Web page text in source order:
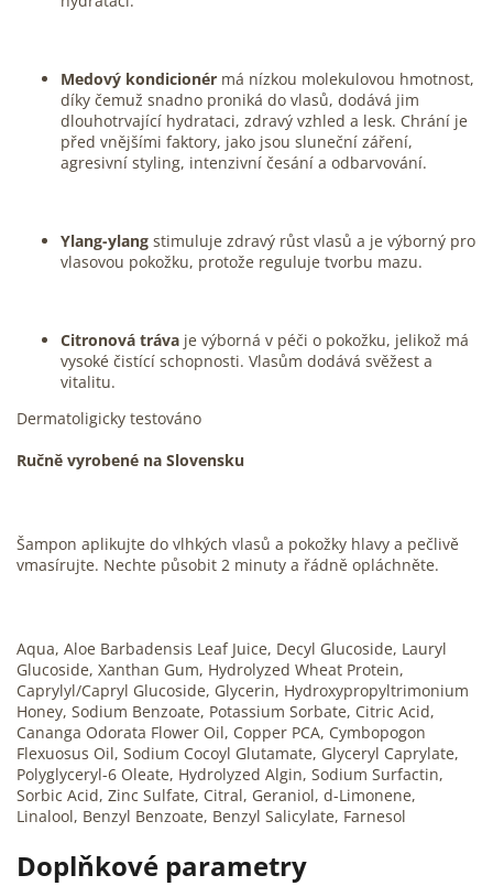
Medový kondicionér má nízkou molekulovou hmotnost,
díky čemuž snadno proniká do vlasů, dodává jim
dlouhotrvající hydrataci, zdravý vzhled a lesk. Chrání je
před vnějšími faktory, jako jsou sluneční záření,
agresivní styling, intenzivní česání a odbarvování.
Ylang-ylang stimuluje zdravý růst vlasů a je výborný pro
vlasovou pokožku, protože reguluje tvorbu mazu.
Citronová tráva je výborná v péči o pokožku, jelikož má
vysoké čistící schopnosti. Vlasům dodává svěžest a
vitalitu.
Dermatoligicky testováno
Ručně vyrobené na Slovensku
Šampon aplikujte do vlhkých vlasů a pokožky hlavy a pečlivě
vmasírujte. Nechte působit 2 minuty a řádně opláchněte.
Aqua, Aloe Barbadensis Leaf Juice, Decyl Glucoside, Lauryl
Glucoside, Xanthan Gum, Hydrolyzed Wheat Protein,
Caprylyl/Capryl Glucoside, Glycerin, Hydroxypropyltrimonium
Honey, Sodium Benzoate, Potassium Sorbate, Citric Acid,
Cananga Odorata Flower Oil, Copper PCA, Cymbopogon
Flexuosus Oil, Sodium Cocoyl Glutamate, Glyceryl Caprylate,
Polyglyceryl-6 Oleate, Hydrolyzed Algin, Sodium Surfactin,
Sorbic Acid, Zinc Sulfate, Citral, Geraniol, d-Limonene,
Linalool, Benzyl Benzoate, Benzyl Salicylate, Farnesol
Doplňkové parametry